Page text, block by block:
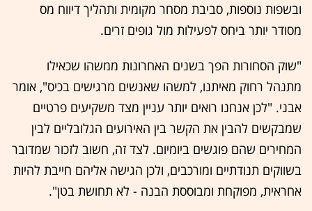
ובשפות נוספות, סביבת מסחר מקומית ותהליך דיווח מס
מסודר יותר ביחס לפעילות מול גופים זרים.
"שוק הסחורות הפך בשנים האחרונות ממשהו שכאילו
מתנהל רחוק מאיתנו, למשהו שאנשים מרגישים בכיס", אומר
אבני. "לכן אנחנו רואים יותר עניין מצד משקיעים פרטיים
שמבקשים להבין את הקשר בין האירועים הגלובליים לבין
המחירים שהם פוגשים ביומיום. לצד זה, חשוב לזכור שמדובר
בשווקים תנודתיים ומורכבים, ולכן הגישה אליהם חייבת להיות
אחראית, מפוקחת ומבוססת הבנה - לא תחושת בטן".